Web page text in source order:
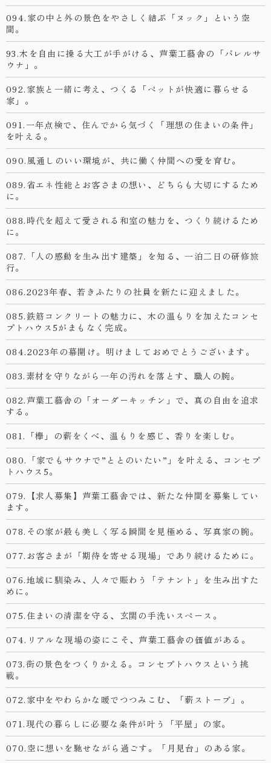
094.家の中と外の景色をやさしく結ぶ「ヌック」という空
間。
93.木を自由に操る大工が手がける、芦葉工藝舎の「バレルサ
ウナ」。
092.家族と一緒に考え、つくる「ペットが快適に暮らせる
家」。
091.一年点検で、住んでから気づく「理想の住まいの条件」
を叶える。
090.風通しのいい環境が、共に働く仲間への愛を育む。
089.省エネ性能とお客さまの想い、どちらも大切にするため
に。
088.時代を超えて愛される和室の魅力を、つくり続けるため
に。
087.「人の感動を生み出す建築」を知る、一泊二日の研修旅
行。
086.2023年春、若きふたりの社員を新たに迎えました。
085.鉄筋コンクリートの魅力に、木の温もりを加えたコンセ
プトハウス5がまもなく完成。
084.2023年の幕開け。明けましておめでとうございます。
083.素材を守りながら一年の汚れを落とす、職人の腕。
082.芦葉工藝舎の「オーダーキッチン」で、真の自由を追求
する。
081.「欅」の薪をくべ、温もりを感じ、香りを楽しむ。
080.「家でもサウナで”ととのいたい”」を叶える、コンセプ
トハウス5。
079.【求人募集】芦葉工藝舎では、新たな仲間を募集してい
ます。
078.その家が最も美しく写る瞬間を見極める、写真家の腕。
077.お客さまが「期待を寄せる現場」であり続けるために。
076.地域に馴染み、人々で賑わう「テナント」を生み出すた
めに。
075.住まいの清潔を守る、玄関の手洗いスペース。
074.リアルな現場の姿にこそ、芦葉工藝舎の価値がある。
073.街の景色をつくりかえる。コンセプトハウスという挑
戦。
072.家中をやわらかな暖でつつみこむ、「薪ストーブ」。
071.現代の暮らしに必要な条件が叶う「平屋」の家。
070.空に想いを馳せながら過ごす。「月見台」のある家。